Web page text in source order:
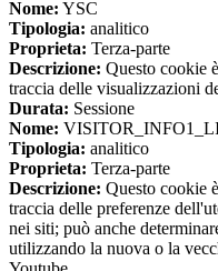
Nome: YSC
Tipologia: analitico
Proprieta: Terza-parte
Descrizione: Questo cookie
traccia delle visualizzazioni
Durata: Sessione
Nome:
Tipologia: analitico
Proprieta: Terza-parte
Descrizione: Questo cookie
traccia delle preferenze
nei siti; può anche
utilizzando la nuova o la